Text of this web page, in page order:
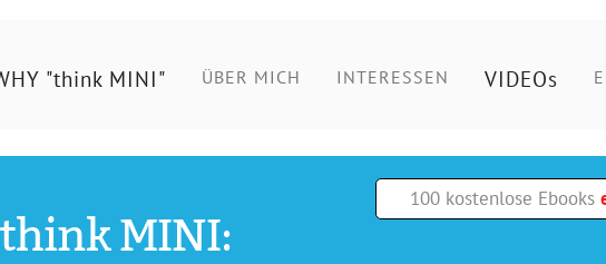
100 kostenlose Ebooks
"think MINI" ÜBER MICH INTERESSEN VIDEOs
MINI: